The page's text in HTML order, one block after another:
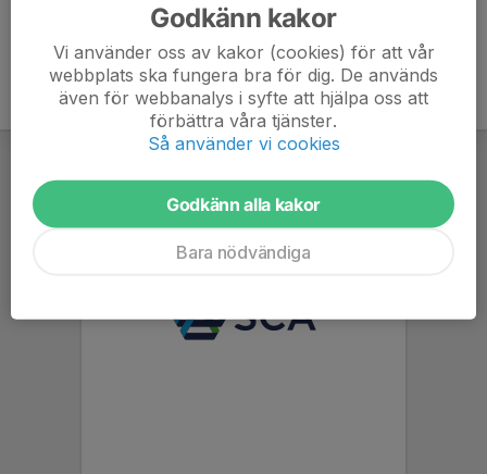
Godkänn kakor
Vi använder oss av kakor (cookies) för att vår
webbplats ska fungera bra för dig. De används
även för webbanalys i syfte att hjälpa oss att
förbättra våra tjänster.
Så använder vi cookies
Godkänn alla kakor
Bara nödvändiga